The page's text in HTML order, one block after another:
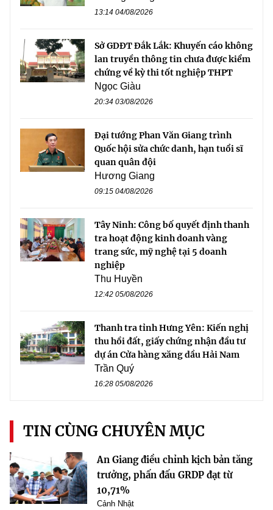
13:14 04/08/2026
Sở GDĐT Đắk Lắk: Khuyến cáo không
lan truyền thông tin chưa được kiểm
chứng về kỳ thi tốt nghiệp THPT
Ngọc Giàu
20:34 03/08/2026
Đại tướng Phan Văn Giang trình
Quốc hội sửa chức danh, hạn tuổi sĩ
quan quân đội
Hương Giang
09:15 04/08/2026
Tây Ninh: Công bố quyết định thanh
tra hoạt động kinh doanh vàng
trang sức, mỹ nghệ tại 5 doanh
nghiệp
Thu Huyền
12:42 05/08/2026
Thanh tra tỉnh Hưng Yên: Kiến nghị
thu hồi đất, giấy chứng nhận đầu tư
dự án Cửa hàng xăng dầu Hải Nam
Trần Quý
16:28 05/08/2026
TIN CÙNG CHUYÊN MỤC
An Giang điều chỉnh kịch bản tăng
trưởng, phấn đấu GRDP đạt từ
10,71%
Cảnh Nhật